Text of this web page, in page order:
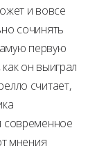
и вовсе
сочинять
первую
он выиграл
считает,
современное
мнения